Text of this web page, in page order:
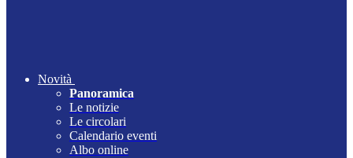
Novità
Panoramica
Le notizie
Le circolari
Calendario eventi
Albo online